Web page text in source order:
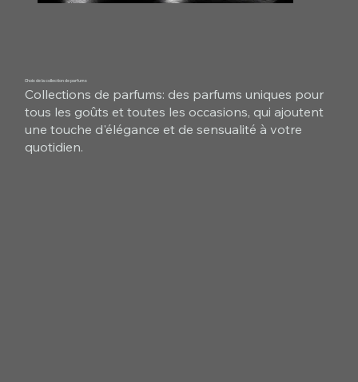
Choix de la collection de parfums
Collections de parfums: des parfums uniques pour
tous les goûts et toutes les occasions, qui ajoutent
une touche d'élégance et de sensualité à votre
quotidien.